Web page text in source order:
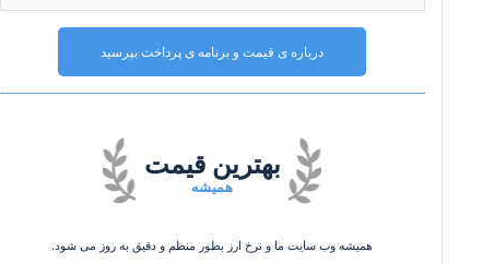
درباره ی قیمت و برنامه ی پرداخت بپرسید
همیشه
بهترین قیمت
همیشه وب سایت ما و نرخ ارز بطور منظم و دقیق به روز می شود.